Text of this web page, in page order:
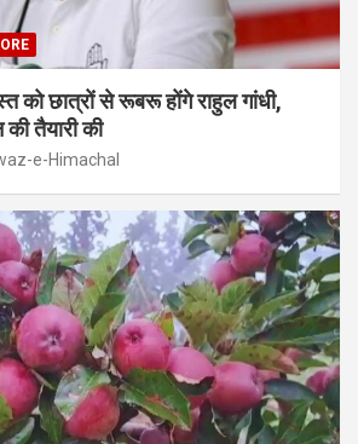
को छात्रों से रूबरू होंगे राहुल गांधी,
तैयारी की
e-Himachal